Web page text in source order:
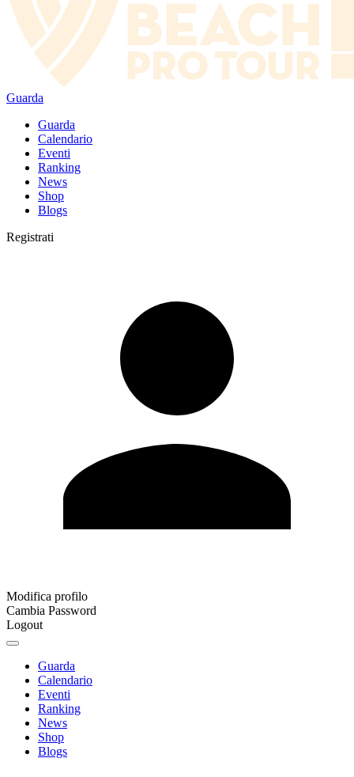
Guarda
Guarda
Calendario
Eventi
Ranking
News
Shop
Blogs
Registrati
Modifica profilo
Cambia Password
Logout
Guarda
Calendario
Eventi
Ranking
News
Shop
Blogs